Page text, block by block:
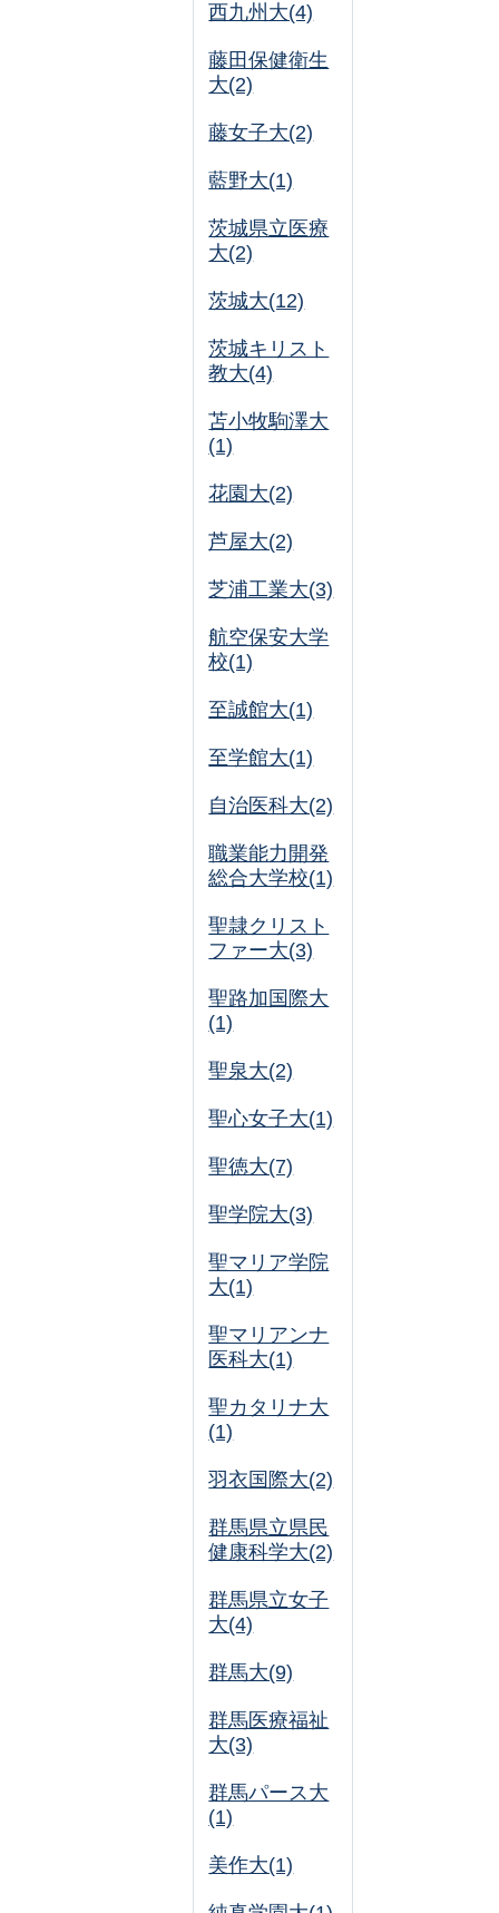
西九州大(4)
藤田保健衛生
大(2)
藤女子大(2)
藍野大(1)
茨城県立医療
大(2)
茨城大(12)
茨城キリスト
教大(4)
苫小牧駒澤大
(1)
花園大(2)
芦屋大(2)
芝浦工業大(3)
航空保安大学
校(1)
至誠館大(1)
至学館大(1)
自治医科大(2)
職業能力開発
総合大学校(1)
聖隷クリスト
ファー大(3)
聖路加国際大
(1)
聖泉大(2)
聖心女子大(1)
聖徳大(7)
聖学院大(3)
聖マリア学院
大(1)
聖マリアンナ
医科大(1)
聖カタリナ大
(1)
羽衣国際大(2)
群馬県立県民
健康科学大(2)
群馬県立女子
大(4)
群馬大(9)
群馬医療福祉
大(3)
群馬パース大
(1)
美作大(1)